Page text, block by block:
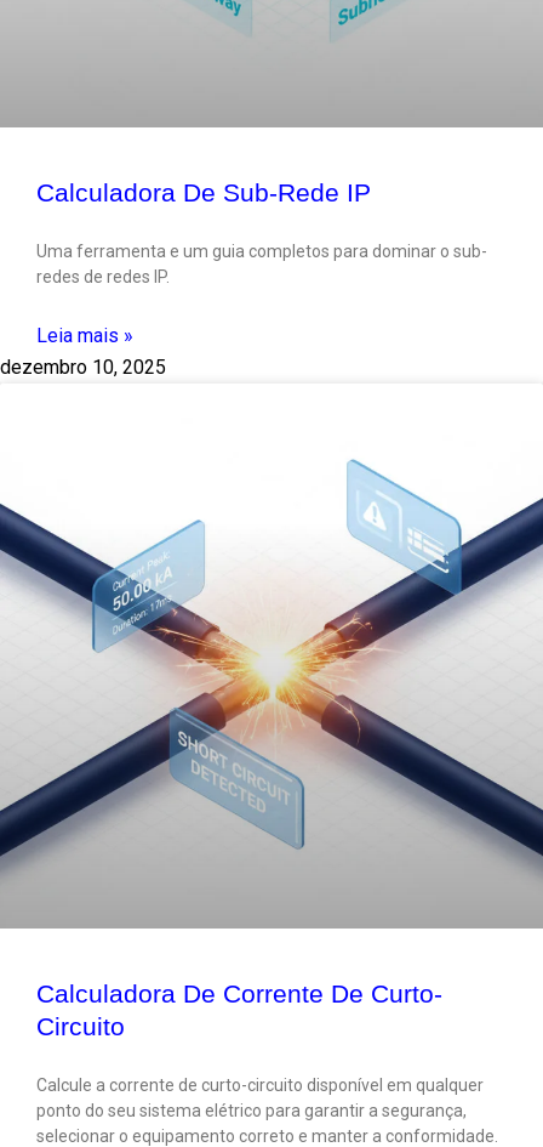
Calculadora De Sub-Rede IP
Uma ferramenta e um guia completos para dominar o sub-
redes de redes IP.
Leia mais »
dezembro 10, 2025
Calculadora De Corrente De Curto-
Circuito
Calcule a corrente de curto-circuito disponível em qualquer
ponto do seu sistema elétrico para garantir a segurança,
selecionar o equipamento correto e manter a conformidade.